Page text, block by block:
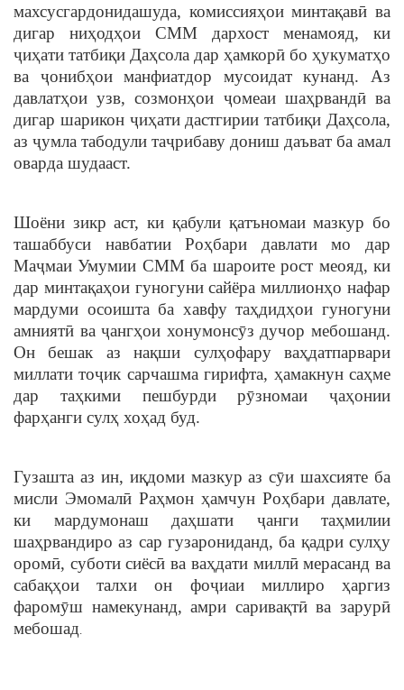
махсусгардонидашуда, комиссияҳои минтақавӣ ва
дигар ниҳодҳои СММ дархост менамояд, ки
ҷиҳати татбиқи Даҳсола дар ҳамкорӣ бо ҳукуматҳо
ва ҷонибҳои манфиатдор мусоидат кунанд. Аз
давлатҳои узв, созмонҳои ҷомеаи шаҳрвандӣ ва
дигар шарикон ҷиҳати дастгирии татбиқи Даҳсола,
аз ҷумла табодули таҷрибаву дониш даъват ба амал
оварда шудааст.
Шоёни зикр аст, ки қабули қатъномаи мазкур бо
ташаббуси навбатии Роҳбари давлати мо дар
Маҷмаи Умумии СММ ба шароите рост меояд, ки
дар минтақаҳои гуногуни сайёра миллионҳо нафар
мардуми осоишта ба хавфу таҳдидҳои гуногуни
амниятӣ ва ҷангҳои хонумонсӯз дучор мебошанд.
Он бешак аз нақши сулҳофару ваҳдатпарвари
миллати тоҷик сарчашма гирифта, ҳамакнун саҳме
дар таҳкими пешбурди рӯзномаи ҷаҳонии
фарҳанги сулҳ хоҳад буд.
Гузашта аз ин, иқдоми мазкур аз сӯи шахсияте ба
мисли Эмомалӣ Раҳмон ҳамчун Роҳбари давлате,
ки мардумонаш даҳшати ҷанги таҳмилии
шаҳрвандиро аз сар гузарониданд, ба қадри сулҳу
оромӣ, суботи сиёсӣ ва ваҳдати миллӣ мерасанд ва
сабақҳои талхи он фоҷиаи миллиро ҳаргиз
фаромӯш намекунанд, амри саривақтӣ ва зарурӣ
мебошад